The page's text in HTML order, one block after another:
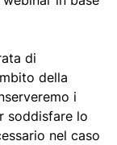
di
della
i
soddisfare lo
nel caso